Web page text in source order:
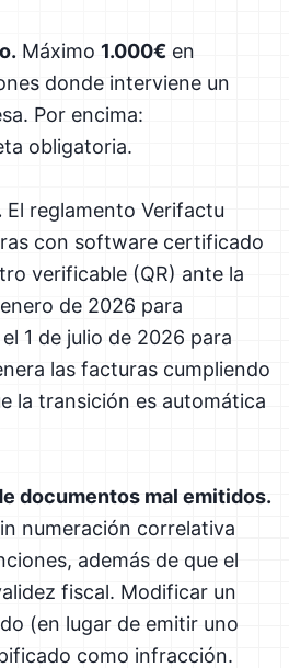
Máximo 1.000€ en
donde interviene un
Por encima:
obligatoria.
El reglamento Verifactu
con software certificado
verificable (QR) ante la
de 2026 para
1 de julio de 2026 para
las facturas cumpliendo
la transición es automática
documentos mal emitidos.
numeración correlativa
además de que el
fiscal. Modificar un
(en lugar de emitir uno
como infracción.